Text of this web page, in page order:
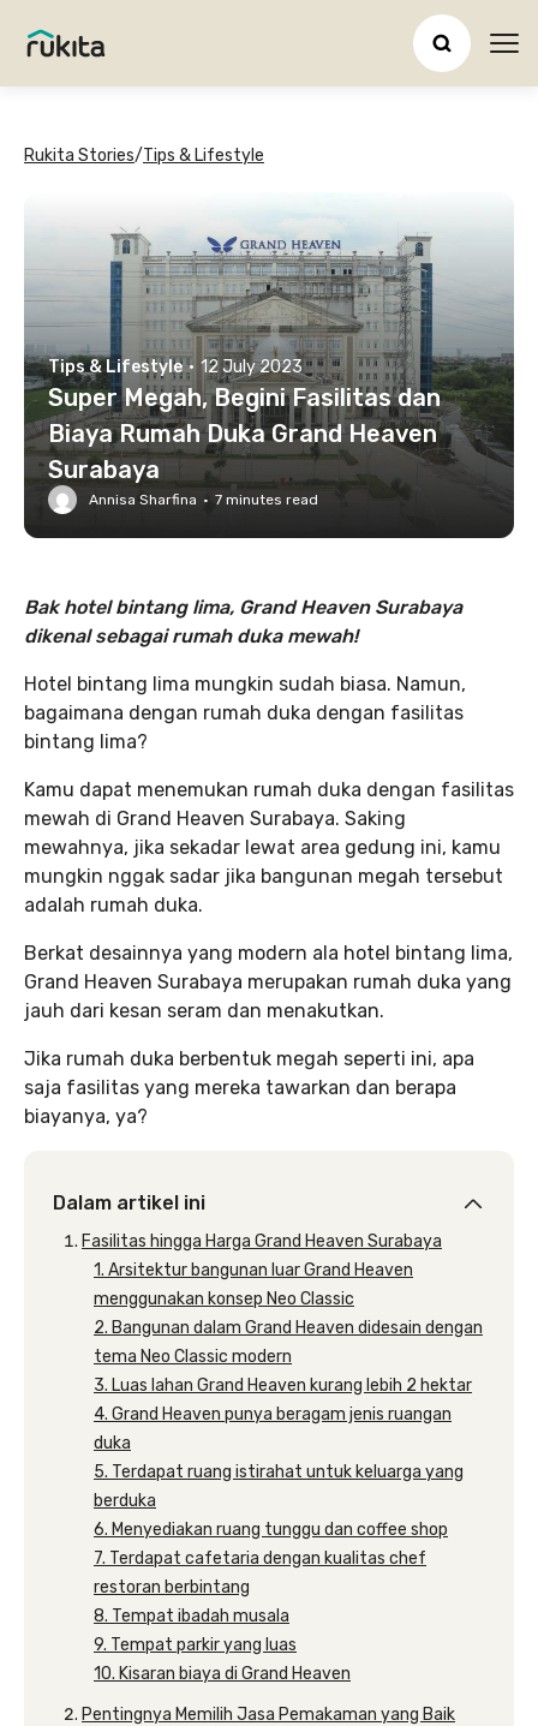
Rukita Stories/Tips & Lifestyle
Tips & Lifestyle · 12 July 2023
Super Megah, Begini Fasilitas dan
Biaya Rumah Duka Grand Heaven
Surabaya
Annisa Sharfina · 7 minutes read
Bak hotel bintang lima, Grand Heaven Surabaya
dikenal sebagai rumah duka mewah!
Hotel bintang lima mungkin sudah biasa. Namun,
bagaimana dengan rumah duka dengan fasilitas
bintang lima?
Kamu dapat menemukan rumah duka dengan fasilitas
mewah di Grand Heaven Surabaya. Saking
mewahnya, jika sekadar lewat area gedung ini, kamu
mungkin nggak sadar jika bangunan megah tersebut
adalah rumah duka.
Berkat desainnya yang modern ala hotel bintang lima,
Grand Heaven Surabaya merupakan rumah duka yang
jauh dari kesan seram dan menakutkan.
Jika rumah duka berbentuk megah seperti ini, apa
saja fasilitas yang mereka tawarkan dan berapa
biayanya, ya?
Dalam artikel ini
Fasilitas hingga Harga Grand Heaven Surabaya
1. Arsitektur bangunan luar Grand Heaven
menggunakan konsep Neo Classic
2. Bangunan dalam Grand Heaven didesain dengan
tema Neo Classic modern
3. Luas lahan Grand Heaven kurang lebih 2 hektar
4. Grand Heaven punya beragam jenis ruangan
duka
5. Terdapat ruang istirahat untuk keluarga yang
berduka
6. Menyediakan ruang tunggu dan coffee shop
7. Terdapat cafetaria dengan kualitas chef
restoran berbintang
8. Tempat ibadah musala
9. Tempat parkir yang luas
10. Kisaran biaya di Grand Heaven
Pentingnya Memilih Jasa Pemakaman yang Baik